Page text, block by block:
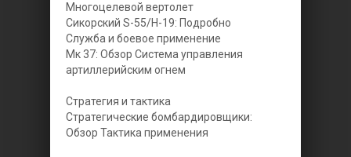
Многоцелевой вертолет
Сикорский S-55/H-19: Подробно
Служба и боевое применение
Мк 37: Обзор Система управления
артиллерийским огнем
Стратегия и тактика
Стратегические бомбардировщики:
Обзор Тактика применения